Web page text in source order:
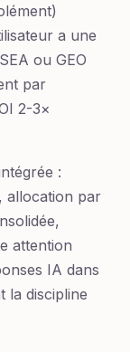
a une
ou GEO
par
2-3×
:
allocation par
attention
IA dans
la discipline